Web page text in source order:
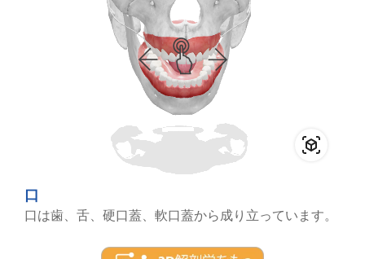
口
口は歯、舌、硬口蓋、軟口蓋から成り立っています。